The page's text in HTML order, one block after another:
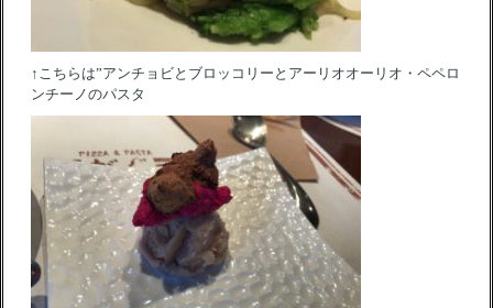
↑こちらは”アンチョビとブロッコリーとアーリオオーリオ・ペペロ
ンチーノのパスタ